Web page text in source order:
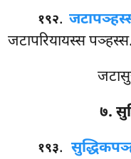
१९२.
जटापरियायस्स पञ्हस्स.
७.
१९३.